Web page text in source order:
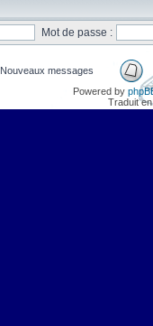
Mot de passe :
Nouveaux messages
Powered by
Traduit